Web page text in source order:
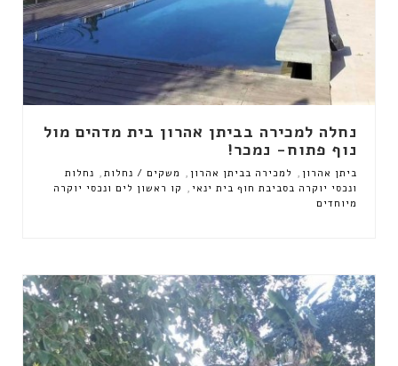
נחלה למכירה בביתן אהרון בית מדהים מול
נוף פתוח- נמכר!
ביתן אהרון , למכירה בביתן אהרון , משקים / נחלות , נחלות
ונכסי יוקרה בסביבת חוף בית ינאי , קו ראשון לים ונכסי יוקרה
מיוחדים